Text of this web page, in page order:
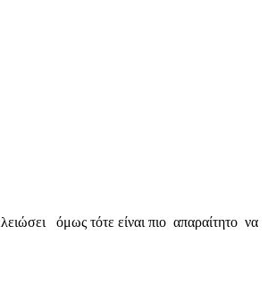
όμως τότε είναι πιο απαραίτητο να